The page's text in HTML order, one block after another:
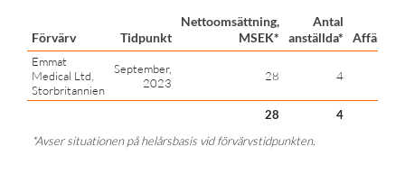
Förvärv Tidpunkt
Nettoomsättning,
MSEK*
Antal
anställda*
Emmat
Medical Ltd,
Storbritannien
September,
2023
28 4
28
4
*Avser situationen på helårsbasis vid förvärvstidpunkten.